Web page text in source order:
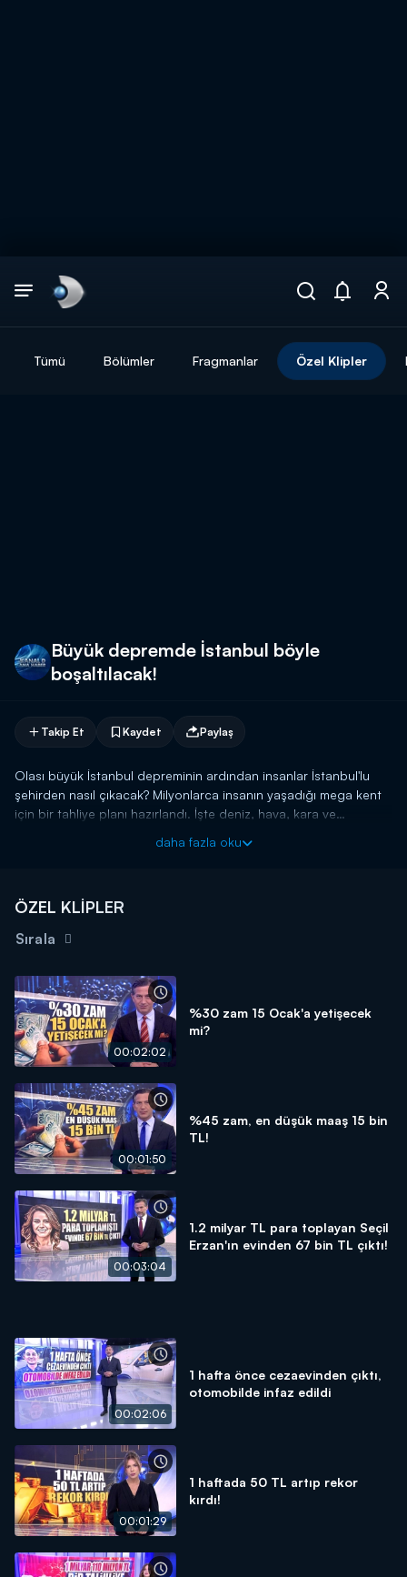
Tümü Bölümler Fragmanlar Özel Klipler
Büyük depremde İstanbul böyle
boşaltılacak!
Takip Et Kaydet Paylaş
Olası büyük İstanbul depreminin ardından insanlar İstanbul'lu
şehirden nasıl çıkacak? Milyonlarca insanın yaşadığı mega kent
için bir tahliye planı hazırlandı. İşte deniz, hava, kara ve
senaryosu... Detaylar Kanal D Ana Haber'de!
daha fazla oku
ÖZEL KLİPLER
Sırala
00:02:02
%30 zam 15 Ocak'a yetişecek
mi?
00:01:50
%45 zam, en düşük maaş 15 bin
TL!
00:03:04
1.2 milyar TL para toplayan Seçil
Erzan'ın evinden 67 bin TL çıktı!
00:02:06
1 hafta önce cezaevinden çıktı,
otomobilde infaz edildi
00:01:29
1 haftada 50 TL artıp rekor
kırdı!